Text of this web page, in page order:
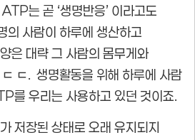
는 곧 ‘생명반응’ 이라고도
의 사람이 하루에 생산하고
은 대략 그 사람의 몸무게와
ㄷ. 생명활동을 위해 하루에 사람
를 우리는 사용하고 있던 것이죠.
저장된 상태로 오래 유지되지